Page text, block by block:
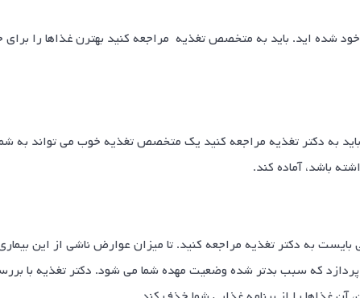
شده اید. باید به متخصص تغذیه مراجعه کنید بهترن غذاها را
به دکتر تغذیه مراجعه کنید یک متخصص تغذیه خوب می تواند به
باشد، آماده کند.
به دکتر تغذیه مراجعه کنید. تا میزان عوارض ناشی از این
که سبب بدتر شده وضعیت مهده شما می شود. دکتر تغذیه با